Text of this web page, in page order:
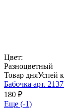
Цвет:
Разноцветный
Товар дняУспей
Бабочка арт.
180 ₽
Еще (-1)